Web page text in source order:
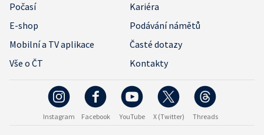
Počasí
Kariéra
E-shop
Podávání námětů
Mobilní a TV aplikace
Časté dotazy
Vše o ČT
Kontakty
Instagram Facebook YouTube X (Twitter) Threads